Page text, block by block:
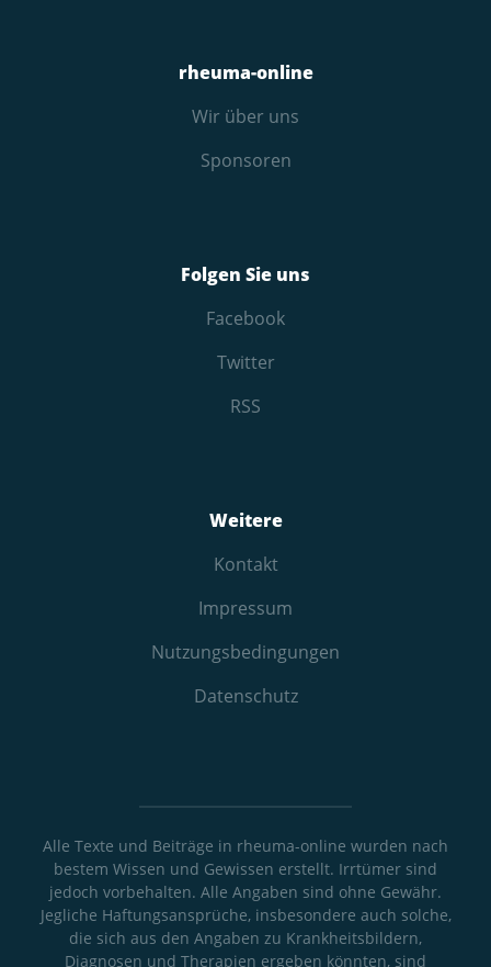
rheuma-online
Wir über uns
Sponsoren
Folgen Sie uns
Facebook
Twitter
RSS
Weitere
Kontakt
Impressum
Nutzungs­bedingungen
Datenschutz
Alle Texte und Beiträge in rheuma-online wurden nach
bestem Wissen und Gewissen erstellt. Irrtümer sind
jedoch vorbehalten. Alle Angaben sind ohne Gewähr.
Jegliche Haftungsansprüche, insbesondere auch solche,
die sich aus den Angaben zu Krankheitsbildern,
Diagnosen und Therapien ergeben könnten, sind